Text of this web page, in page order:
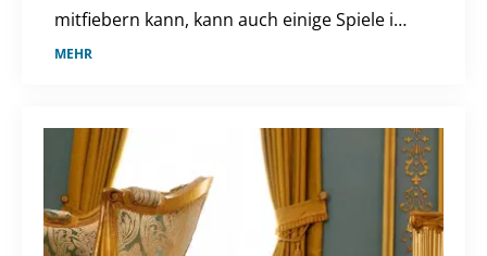
mitfiebern kann, kann auch einige Spiele im
Free-TV live verfolgen. Bei diesen TV-
MEHR